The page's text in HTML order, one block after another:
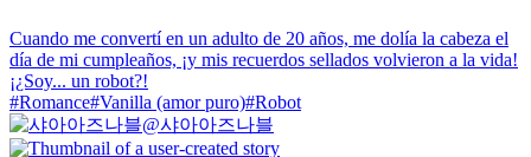
Cuando me convertí en un adulto de 20 años, me dolía la cabeza el
día de mi cumpleaños, ¡y mis recuerdos sellados volvieron a la vida!
¡¿Soy... un robot?!
#Romance#Vanilla (amor puro)#Robot
@샤아아즈나블